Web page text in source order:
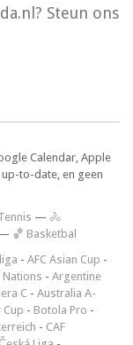
Steun ons
Calendar, Apple
to-date, en geen
— 🚴
🏀 Basketbal
- AFC Asian Cup -
- Argentine
C - Australia A-
Cup - Botola Pro -
- CAF